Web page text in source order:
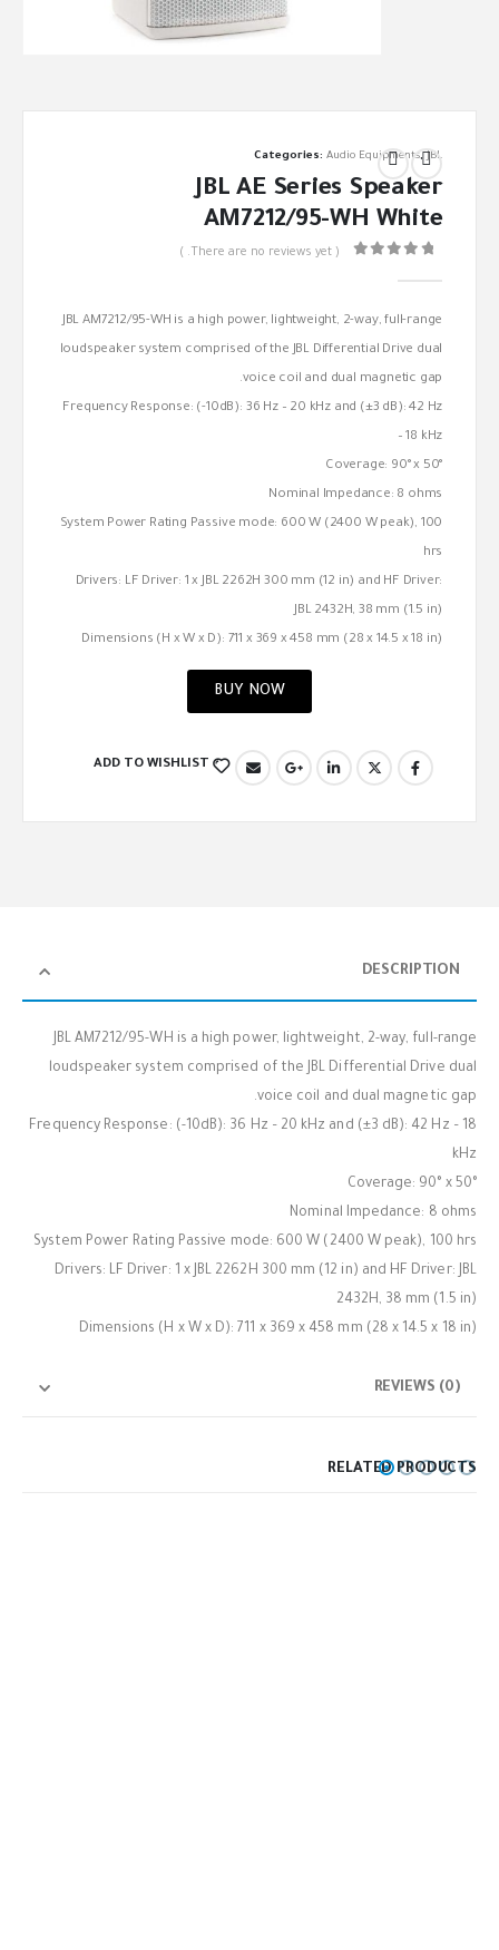
Categories:Audio Equipments,JBL
JBL AE Series Speaker
AM7212/95-WH White
( There are no reviews yet. )
JBL AM7212/95-WH is a high power, lightweight, 2-way, full-range
loudspeaker system comprised of the JBL Differential Drive dual
voice coil and dual magnetic gap.
Frequency Response: (-10dB): 36 Hz – 20 kHz and (±3 dB): 42 Hz
– 18 kHz
Coverage: 90° x 50°
Nominal Impedance: 8 ohms
System Power Rating Passive mode: 600 W (2400 W peak), 100
hrs
Drivers: LF Driver: 1 x JBL 2262H 300 mm (12 in) and HF Driver:
JBL 2432H, 38 mm (1.5 in)
Dimensions (H x W x D): 711 x 369 x 458 mm (28 x 14.5 x 18 in)
BUY NOW
ADD TO WISHLIST
DESCRIPTION
JBL AM7212/95-WH is a high power, lightweight, 2-way, full-range
loudspeaker system comprised of the JBL Differential Drive dual
voice coil and dual magnetic gap.
Frequency Response: (-10dB): 36 Hz – 20 kHz and (±3 dB): 42 Hz – 18
kHz
Coverage: 90° x 50°
Nominal Impedance: 8 ohms
System Power Rating Passive mode: 600 W (2400 W peak), 100 hrs
Drivers: LF Driver: 1 x JBL 2262H 300 mm (12 in) and HF Driver: JBL
2432H, 38 mm (1.5 in)
Dimensions (H x W x D): 711 x 369 x 458 mm (28 x 14.5 x 18 in)
REVIEWS (0)
RELATED PRODUCTS